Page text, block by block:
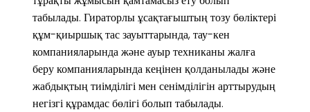
табылады. Гираторлы ұсақтағыштың тозу бөліктері
құм-қиыршық тас зауыттарында, тау-кен
компанияларында және ауыр техниканы жалға
беру компанияларында кеңінен қолданылады және
жабдықтың тиімділігі мен сенімділігін арттырудың
негізгі құрамдас бөлігі болып табылады.